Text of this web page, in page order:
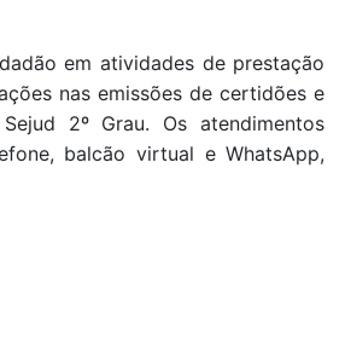
em atividades de prestação
nas emissões de certidões e
2º Grau. Os atendimentos
balcão virtual e WhatsApp,